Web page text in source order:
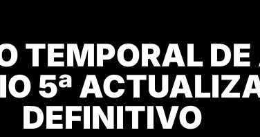
TEMPORAL
5ª
DEFINITIVO